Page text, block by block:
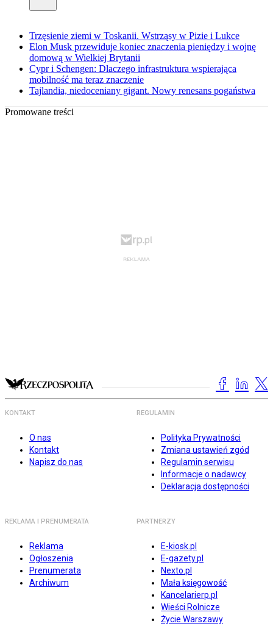
Trzęsienie ziemi w Toskanii. Wstrząsy w Pizie i Lukce
Elon Musk przewiduje koniec znaczenia pieniędzy i wojnę
domową w Wielkiej Brytanii
Cypr i Schengen: Dlaczego infrastruktura wspierająca
mobilność ma teraz znaczenie
Tajlandia, niedoceniany gigant. Nowy renesans pogaństwa
Promowane treści
KONTAKT
O nas
Kontakt
Napisz do nas
REGULAMIN
Polityka Prywatności
Zmiana ustawień zgód
Regulamin serwisu
Informacje o nadawcy
Deklaracja dostępności
REKLAMA I PRENUMERATA
Reklama
Ogłoszenia
Prenumerata
Archiwum
PARTNERZY
E-kiosk.pl
E-gazety.pl
Nexto.pl
Mała księgowość
Kancelarierp.pl
Wieści Rolnicze
Życie Warszawy